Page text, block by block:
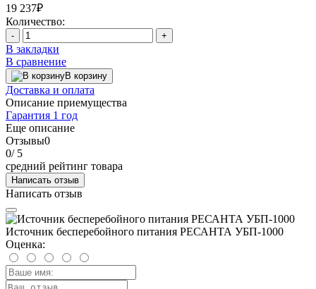
19 237₽
Количество:
- +
В закладки
В сравнение
В корзину
Доставка и оплата
Описание приемущества
Гарантия 1 год
Еще описание
Отзывы0
0/ 5
средний рейтинг товара
Написать отзыв
Написать отзыв
Источник бесперебойного питания РЕСАНТА УБП-1000
Оценка: